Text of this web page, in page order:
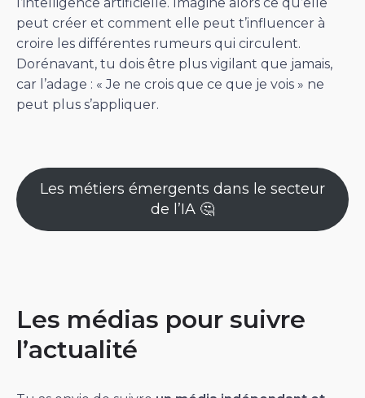
l’intelligence artificielle. Imagine alors ce qu’elle
peut créer et comment elle peut t’influencer à
croire les différentes rumeurs qui circulent.
Dorénavant, tu dois être plus vigilant que jamais,
car l’adage : « Je ne crois que ce que je vois » ne
peut plus s’appliquer.
Les métiers émergents dans le secteur
de l’IA 🤔
Les médias pour suivre
l’actualité